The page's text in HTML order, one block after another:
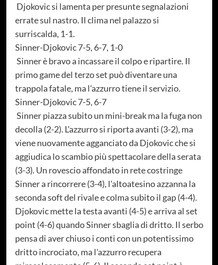
Djokovic si lamenta per presunte segnalazioni
errate sul nastro. Il clima nel palazzo si
surriscalda, 1-1.
Sinner-Djokovic 7-5, 6-7, 1-0
Sinner è bravo a incassare il colpo e ripartire. Il
primo game del terzo set può diventare una
trappola fatale, ma l'azzurro tiene il servizio.
Sinner-Djokovic 7-5, 6-7
Sinner piazza subito un mini-break ma la fuga non
decolla (2-2). L'azzurro si riporta avanti (3-2), ma
viene nuovamente agganciato da Djokovic che si
aggiudica lo scambio più spettacolare della serata
(3-3). Un rovescio affondato in rete costringe
Sinner a rincorrere (3-4), l'altoatesino azzanna la
seconda soft del rivale e colma subito il gap (4-4).
Djokovic mette la testa avanti (4-5) e arriva al set
point (4-6) quando Sinner sbaglia di dritto. Il serbo
pensa di aver chiuso i conti con un potentissimo
dritto incrociato, ma l'azzurro recupera